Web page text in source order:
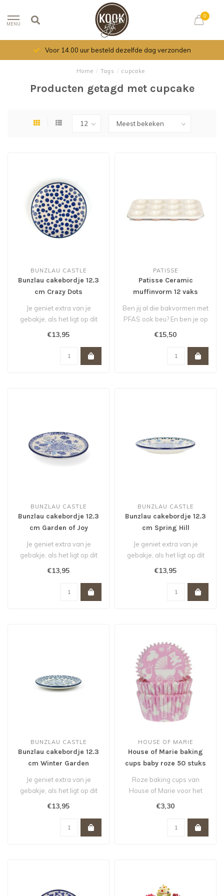
MENU
0
Voor 14.00 uur besteld dezelfde dag verzonden
Home / Tags / cupcake
Producten getagd met cupcake
BUNZLAU CASTLE
Bunzlau cakebordje 12.3
cm Crazy Dots
Je geniet extra van je
gebakje, als het ligt op dit
stijlvolle cakebordje 12,3 c..
€13,95
PATISSE
Patisse Ceramic
muffinvorm 12 vaks
Ben jij al die bakvormen met
PFAS ook beu? En ben je op
zoek naar een gezonde va..
€15,50
BUNZLAU CASTLE
Bunzlau cakebordje 12.3
cm Garden of Joy
Je geniet extra van je
gebakje, als het ligt op dit
€13,95
BUNZLAU CASTLE
Bunzlau cakebordje 12.3
cm Spring Hill
Je geniet extra van je
gebakje, als het ligt op dit
€13,95
BUNZLAU CASTLE
Bunzlau cakebordje 12.3
cm Winter Garden
Je geniet extra van je
gebakje, als het ligt op dit
stijlvolle cakebordje 12,3 c..
€13,95
HOUSE OF MARIE
House of Marie baking
cups baby roze 50 stuks
Roze baking cups van
House of Marie voor het
bakken van cupcakes,
€3,30